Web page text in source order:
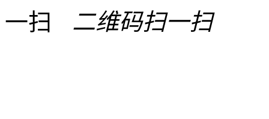
二维码扫一扫